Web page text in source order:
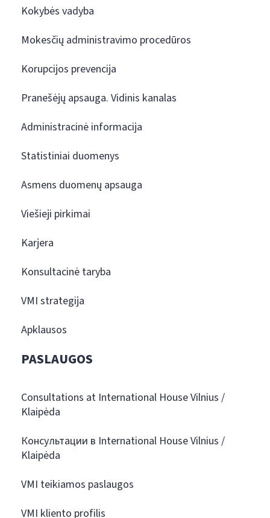
Kokybės vadyba
Mokesčių administravimo procedūros
Korupcijos prevencija
Pranešėjų apsauga. Vidinis kanalas
Administracinė informacija
Statistiniai duomenys
Asmens duomenų apsauga
Viešieji pirkimai
Karjera
Konsultacinė taryba
VMI strategija
Apklausos
PASLAUGOS
Consultations at International House Vilnius /
Klaipėda
Консультации в International House Vilnius /
Klaipėda
VMI teikiamos paslaugos
VMI kliento profilis